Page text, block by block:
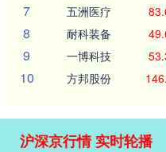
7 五洲医疗
8 耐科装备
9 一博科技
10 方邦股份
沪深京行情 实时轮播